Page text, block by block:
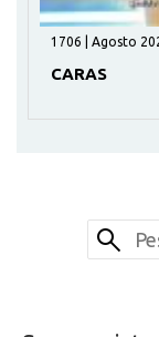
1706 | Agosto
CARAS